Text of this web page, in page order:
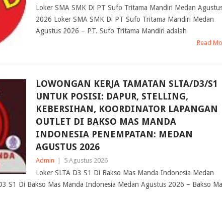
Loker SMA SMK Di PT Sufo Tritama Mandiri Medan
2026 Loker SMA SMK Di PT Sufo Tritama Mandiri Medan
Agustus 2026 – PT. Sufo Tritama Mandiri adalah
Read
LOWONGAN KERJA TAMATAN SLTA/D3/S1
UNTUK POSISI: DAPUR, STELLING,
KEBERSIHAN, KOORDINATOR LAPANGAN
OUTLET DI BAKSO MAS MANDA
INDONESIA PENEMPATAN: MEDAN
AGUSTUS 2026
Admin 5 Agustus 2026
Loker SLTA D3 S1 Di Bakso Mas Manda Indonesia Medan
S1 Di Bakso Mas Manda Indonesia Medan Agustus 2026 – Bakso